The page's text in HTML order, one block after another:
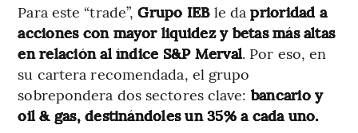
Para este “trade”, Grupo IEB le daprioridad a
acciones con mayor liquidez y betas más altas
en relación al índice S&P Merval. Por eso, en
su cartera recomendada, el grupo
sobrepondera dos sectores clave: bancario y
oil & gas, destinándoles un 35% a cada uno.